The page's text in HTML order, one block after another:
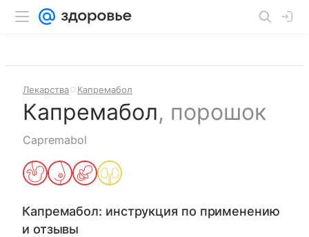
Лекарства Капремабол
Капремабол, порошок
Capremabol
Капремабол: инструкция по применению
и отзывы